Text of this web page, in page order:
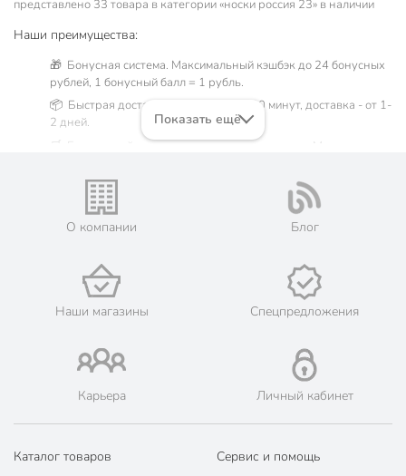
представлено 33 товара в категории «носки россия 23» в наличии
Наши преимущества:
🎁 Бонусная система. Максимальный кэшбэк до 24 бонусных
рублей, 1 бонусный балл = 1 рубль.
📦 Быстрая доставка. Самовывоз от 60 минут, доставка - от 1-
2 дней.
🛒 Бесплатный самовывоз из магазинов города Москва.
его онлайн на официальном сайте сети магазинов Порядок.
💳 Оплата: онлайн на сайте интернет-гипермаркета или
наличными при получении.
📜 Только оригинальная продукция. Интернет-гипермаркет
Порядок - официальный представитель ведущих мировых
Показать ещё
О компании Блог
Наши магазины Спецпредложения
Карьера Личный кабинет
Каталог товаров Сервис и помощь